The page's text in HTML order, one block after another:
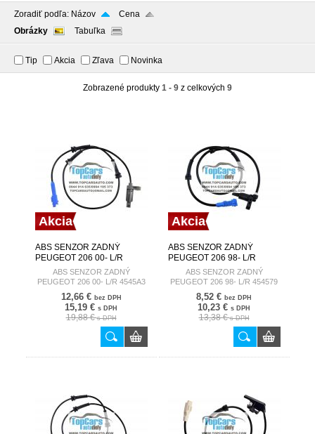
Zoradiť podľa: Názov
Cena
Obrázky
Tabuľka
Tip Akcia Zľava Novinka
Zobrazené produkty 1 - 9 z celkových 9
Akcia
ABS SENZOR ZADNÝ
PEUGEOT 206 00- L/R
4545A3ABS SENZOR ZADNÝ
PEUGEOT 206 00- L/R 4545A3
12,66 € bez DPH
15,19 € s DPH
19,88 €s DPH
Akcia
ABS SENZOR ZADNÝ
PEUGEOT 206 98- L/R
454579ABS SENZOR ZADNÝ
PEUGEOT 206 98- L/R 454579
8,52 € bez DPH
10,23 € s DPH
13,38 €s DPH